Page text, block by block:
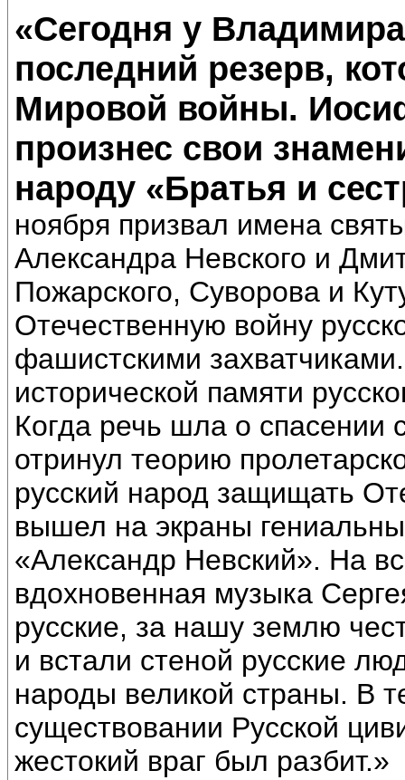
«Сегодня у
последний резерв,
Мировой войны.
произнес свои
народу «Братья и
ноября призвал имена
Александра Невского и
Пожарского, Суворова и
Отечественную войну
фашистскими
исторической памяти
Когда речь шла о спасении
отринул теорию
русский народ защищать
вышел на экраны
«Александр Невский». На
вдохновенная музыка
русские, за нашу землю
и встали стеной русские
народы великой страны. В
существовании Русской
жестокий враг был разбит.»